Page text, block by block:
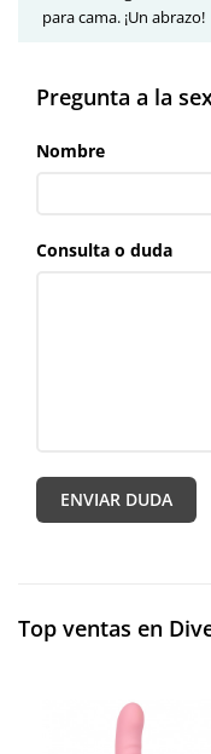
para cama. ¡Un abrazo!
Pregunta a la
Nombre
Consulta o duda
Top ventas en